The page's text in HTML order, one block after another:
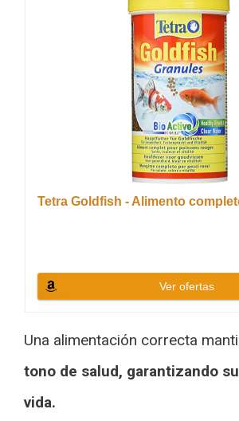
Tetra Goldfish - Alimento
Ver ofertas
Una alimentación correcta
tono de salud, garantizando
vida.